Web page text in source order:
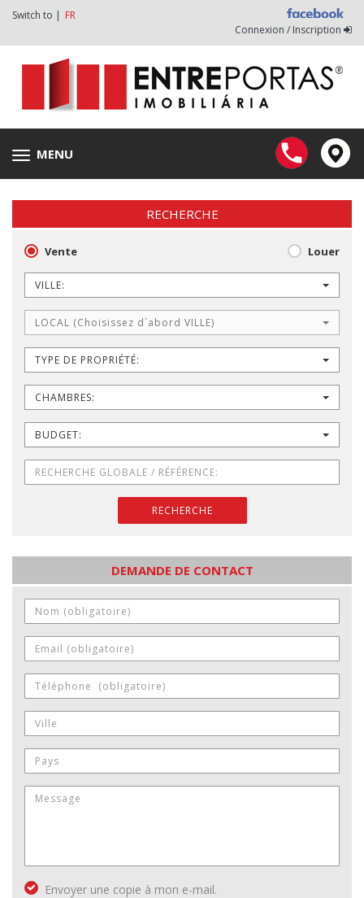
Switch to | FR
Connexion / Inscription
Toggle
navigation
MENU
RECHERCHE
Vente Louer
VILLE:
LOCAL (Choisissez d`abord VILLE)
TYPE DE PROPRIÉTÉ:
CHAMBRES:
BUDGET:
RECHERCHE
DEMANDE DE CONTACT
Envoyer une copie à mon e-mail.